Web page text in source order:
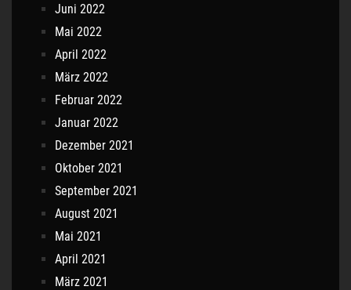
Juni 2022
Mai 2022
April 2022
März 2022
Februar 2022
Januar 2022
Dezember 2021
Oktober 2021
September 2021
August 2021
Mai 2021
April 2021
März 2021